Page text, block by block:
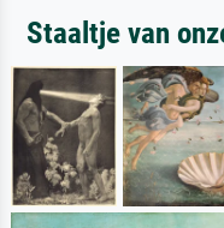
Staaltje van